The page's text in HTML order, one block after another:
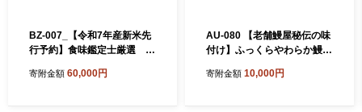
BZ-007_【令和7年産新米先
行予約】食味鑑定士厳選
×4)
寄附金額 60,000円
AU-080 【老舗鰻屋秘伝の味
付け】ふっくらやわらか鰻の
寄附金額 10,000円